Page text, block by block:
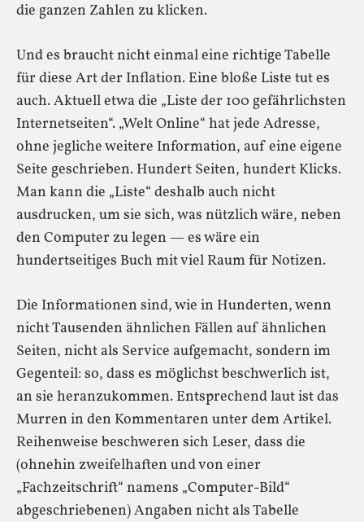
die ganzen Zahlen zu klicken.
Und es braucht nicht einmal eine richtige Tabelle
für diese Art der Inflation. Eine bloße Liste tut es
auch. Aktuell etwa die „Liste der 100 gefährlichsten
Internetseiten“. „Welt Online“ hat jede Adresse,
ohne jegliche weitere Information, auf eine eigene
Seite geschrieben. Hundert Seiten, hundert Klicks.
Man kann die „Liste“ deshalb auch nicht
ausdrucken, um sie sich, was nützlich wäre, neben
den Computer zu legen — es wäre ein
hundertseitiges Buch mit viel Raum für Notizen.
Die Informationen sind, wie in Hunderten, wenn
nicht Tausenden ähnlichen Fällen auf ähnlichen
Seiten, nicht als Service aufgemacht, sondern im
Gegenteil: so, dass es möglichst beschwerlich ist,
an sie heranzukommen. Entsprechend laut ist das
Murren in den Kommentaren unter dem Artikel.
Reihenweise beschweren sich Leser, dass die
(ohnehin zweifelhaften und von einer
„Fachzeitschrift“ namens „Computer-Bild“
abgeschriebenen) Angaben nicht als Tabelle